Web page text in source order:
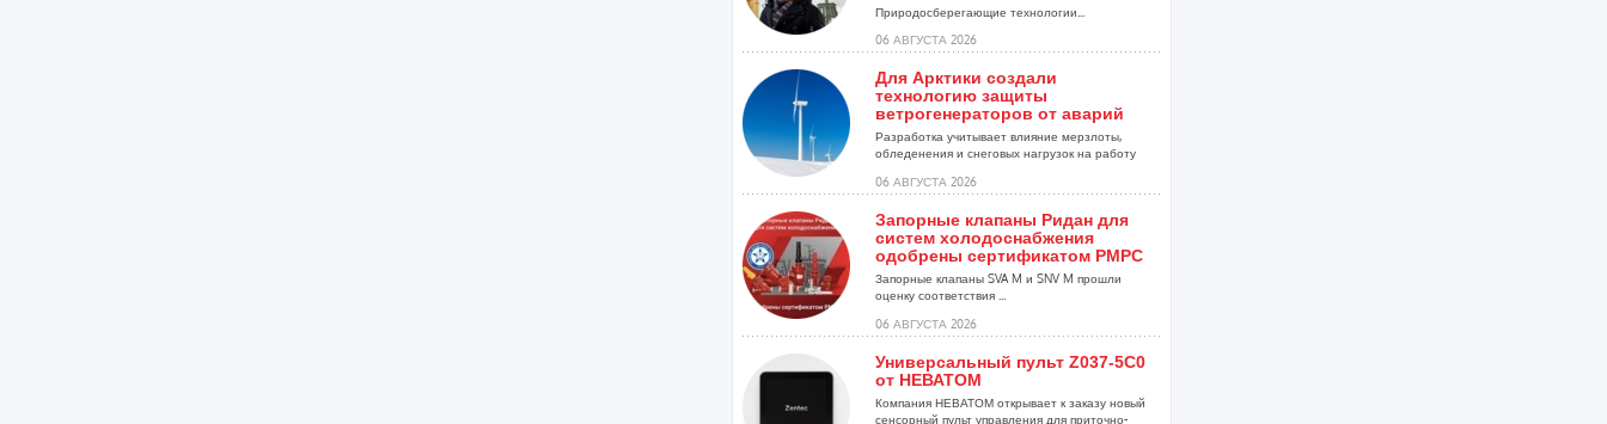
Природосберегающие технологии...
06 АВГУСТА 2026
Для Арктики создали
технологию защиты
ветрогенераторов от аварий
Разработка учитывает влияние мерзлоты,
обледенения и снеговых нагрузок на работу
06 АВГУСТА 2026
Запорные клапаны Ридан для
систем холодоснабжения
одобрены сертификатом РМРС
Запорные клапаны SVA M и SNV M прошли
оценку соответствия ...
06 АВГУСТА 2026
Универсальный пульт Z037-5C0
от НЕВАТОМ
Компания НЕВАТОМ открывает к заказу новый
сенсорный пульт управления для приточно-